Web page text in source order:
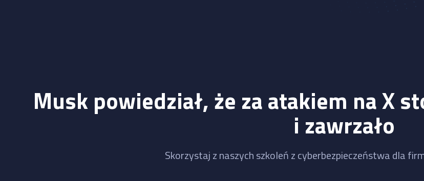
Musk powiedział, że za atakiem na X
i zawrzało
Skorzystaj z naszych szkoleń z cyberbezpieczeństwa dla